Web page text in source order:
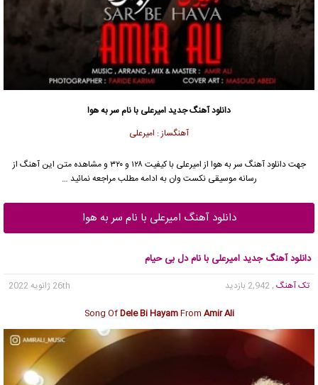
دانلود آهنگ جدیدامیرعلی با نام سر به هوا
آهنگساز : امیرعلی
جهت دانلود آهنگ سر به هوا از امیرعلی
با کیفیت ۱۲۸ و ۳۲۰ و مشاهده متن این آهنگ از
رسانه موسیقی نکست وان به ادامه مطلب مراجعه نمائید …
دانلود آهنگ امیرعلی با نام سر به هوا
دانلود آهنگ جدید امیرعلی با نام دل بی حیام
تک آهنگ , 2,942 بازدید
26th ژانویه 2022
Song OfDele Bi HayamFrom Amir Ali